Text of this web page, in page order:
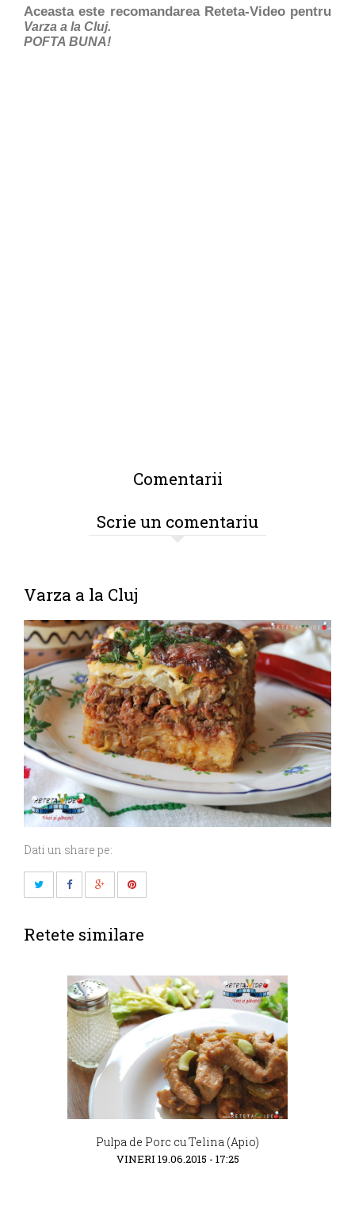
Aceasta este recomandarea Reteta-Video pentru
Varza a la Cluj.
POFTA BUNA!
Comentarii
Scrie un comentariu
Varza a la Cluj
Dati un share pe:
Retete similare
Pulpa de Porc cu Telina (Apio)
VINERI 19.06.2015 - 17:25